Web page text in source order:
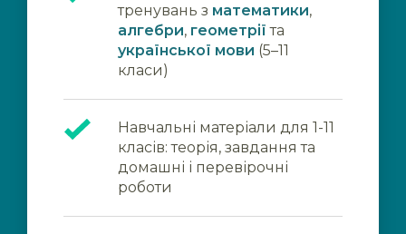
тренувань з математики,
алгебри, геометрії та
української мови (5–11
класи)
Навчальні матеріали для 1-11
класів: теорія, завдання та
домашні і перевірочні
роботи